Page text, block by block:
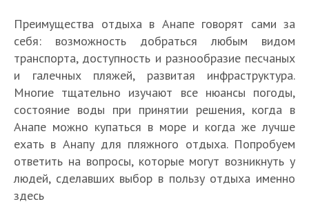
Преимущества отдыха в Анапе говорят сами за
себя: возможность добраться любым видом
транспорта, доступность и разнообразие песчаных
и галечных пляжей, развитая инфраструктура.
Многие тщательно изучают все нюансы погоды,
состояние воды при принятии решения, когда в
Анапе можно купаться в море и когда же лучше
ехать в Анапу для пляжного отдыха. Попробуем
ответить на вопросы, которые могут возникнуть у
людей, сделавших выбор в пользу отдыха именно
здесь